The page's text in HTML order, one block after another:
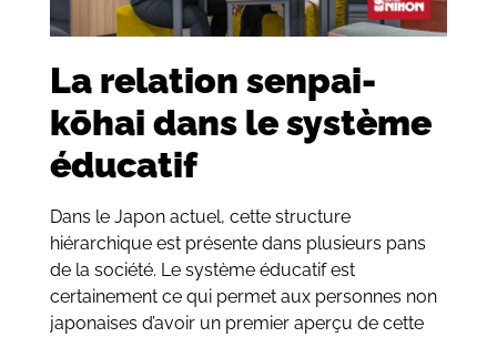
La relation senpai-
kōhai dans le système
éducatif
Dans le Japon actuel, cette structure
hiérarchique est présente dans plusieurs pans
de la société. Le système éducatif est
certainement ce qui permet aux personnes non
japonaises d’avoir un premier aperçu de cette